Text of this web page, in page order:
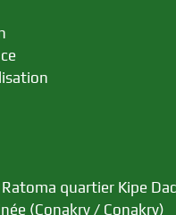
quartier Kipe
(Conakry / Conakry)